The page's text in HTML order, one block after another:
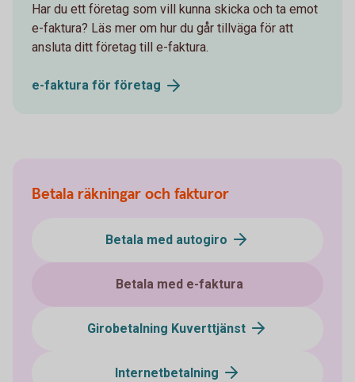
Har du ett företag som vill kunna skicka och ta emot
e-faktura? Läs mer om hur du går tillväga för att
ansluta ditt företag till e-faktura.
e-faktura för företag
Betala räkningar och fakturor
Betala med autogiro
Betala med e-faktura
Girobetalning Kuverttjänst
Internetbetalning